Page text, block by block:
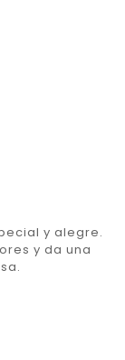
y alegre.
y da una